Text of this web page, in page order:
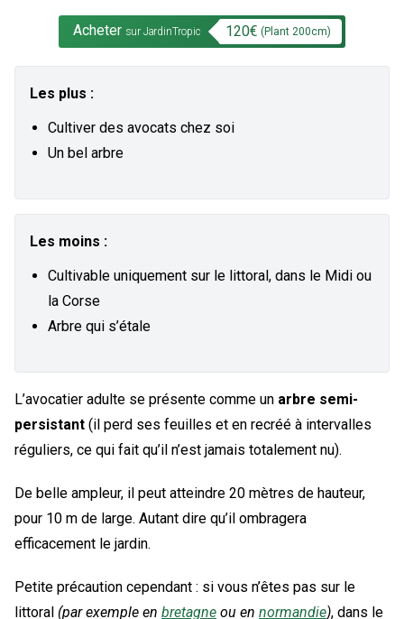
Acheter sur JardinTropic 120€ (Plant 200cm)
Les plus :
Cultiver des avocats chez soi
Un bel arbre
Les moins :
Cultivable uniquement sur le littoral, dans le Midi ou
la Corse
Arbre qui s’étale
L’avocatier adulte se présente comme un arbre semi-
persistant (il perd ses feuilles et en recréé à intervalles
réguliers, ce qui fait qu’il n’est jamais totalement nu).
De belle ampleur, il peut atteindre 20 mètres de hauteur,
pour 10 m de large. Autant dire qu’il ombragera
efficacement le jardin.
Petite précaution cependant : si vous n’êtes pas sur le
littoral (par exemple en bretagne ou en normandie), dans le